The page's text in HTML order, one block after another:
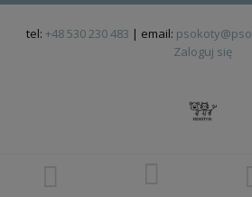
tel: +48 530 230 483 | email:
Zaloguj się